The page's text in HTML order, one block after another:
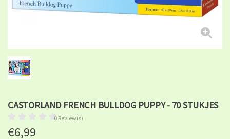
CASTORLAND FRENCH BULLDOG PUPPY - 70 STUKJES
0 Review(s)
€6,99